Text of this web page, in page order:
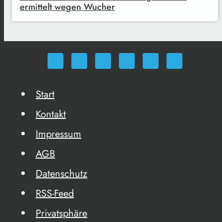
ermittelt wegen Wucher
Start
Kontakt
Impressum
AGB
Datenschutz
RSS-Feed
Privatsphäre